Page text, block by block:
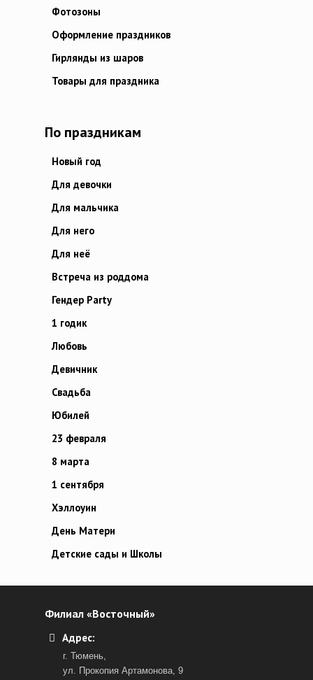
Фотозоны
Оформление праздников
Гирлянды из шаров
Товары для праздника
По праздникам
Новый год
Для девочки
Для мальчика
Для него
Для неё
Встреча из роддома
Гендер Party
1 годик
Любовь
Девичник
Свадьба
Юбилей
23 февраля
8 марта
1 сентября
Хэллоуин
День Матери
Детские сады и Школы
Филиал «Восточный»
Адрес:
г. Тюмень,
ул. Прокопия Артамонова, 9